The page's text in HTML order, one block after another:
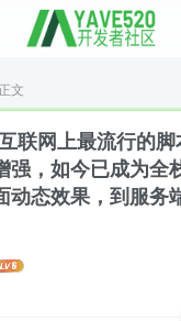
正文
联网上最流行的脚
强，如今已成为全
动态效果，到服务